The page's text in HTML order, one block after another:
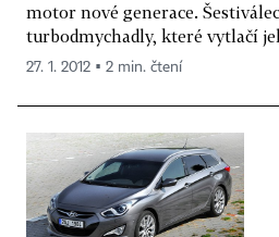
motor nové generace.
turbodmychadly, které vytlačí
27. 1. 2012 ▪ 2 min. čtení